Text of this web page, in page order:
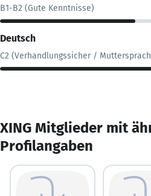
B1-B2 (Gute Kenntnisse)
Deutsch
C2 (Verhandlungssicher /
XING Mitglieder mit
Profilangaben